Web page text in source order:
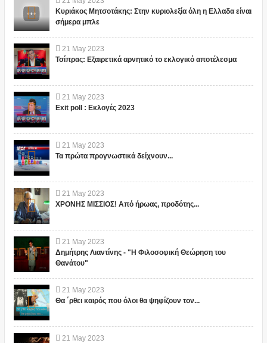
Κυριάκος Μητσοτάκης: Στην κυριολεξία όλη η Ελλαδα είναι
σήμερα μπλε
21 May 2023
Τσίπρας: Εξαιρετικά αρνητικό το εκλογικό αποτέλεσμα
21 May 2023
Exit poll : Εκλογές 2023
21 May 2023
Τα πρώτα προγνωστικά δείχνουν...
21 May 2023
ΧΡΟΝΗΣ ΜΙΣΣΙΟΣ! Από ήρωας, προδότης...
21 May 2023
Δημήτρης Λιαντίνης - "Η Φιλοσοφική Θεώρηση του
Θανάτου"
21 May 2023
Θα ΄ρθει καιρός που όλοι θα ψηφίζουν τον...
21 May 2023